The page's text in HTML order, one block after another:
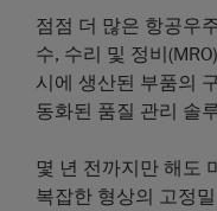
점점 더 많은 항공우
수, 수리 및 정비
시에 생산된 부품의
동화된 품질 관리 솔
몇 년 전까지만 해도
복잡한 형상의 고정